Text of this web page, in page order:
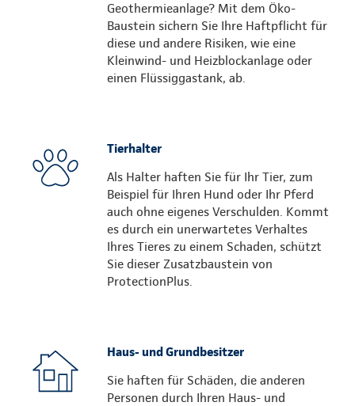
Geothermieanlage? Mit dem Öko-
Baustein sichern Sie Ihre Haftpflicht für
diese und andere Risiken, wie eine
Kleinwind- und Heizblockanlage oder
einen Flüssiggastank, ab.
Tierhalter
Als Halter haften Sie für Ihr Tier, zum
Beispiel für Ihren Hund oder Ihr Pferd
auch ohne eigenes Verschulden. Kommt
es durch ein unerwartetes Verhaltes
Ihres Tieres zu einem Schaden, schützt
Sie dieser Zusatzbaustein von
ProtectionPlus.
Haus- und Grundbesitzer
Sie haften für Schäden, die anderen
Personen durch Ihren Haus- und